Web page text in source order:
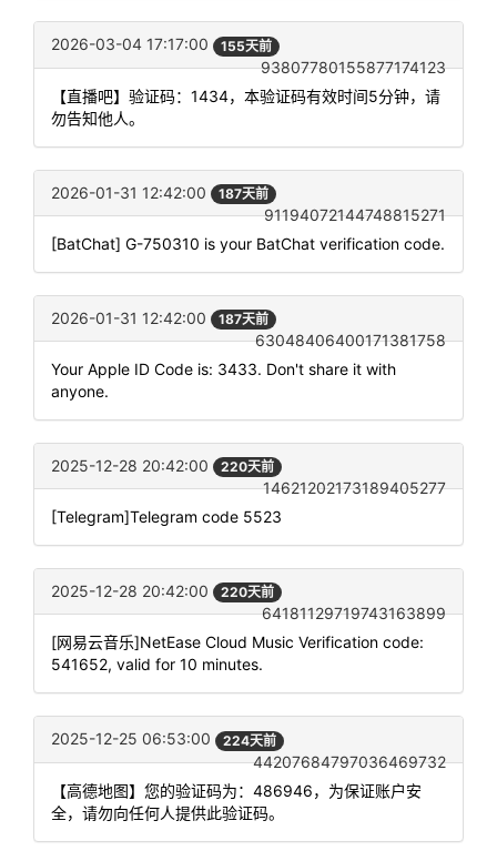
2026-03-04 17:17:00 155天前
93807780155877174123
【直播吧】验证码：1434，本验证码有效时间5分钟，请
勿告知他人。
2026-01-31 12:42:00 187天前
91194072144748815271
[BatChat] G-750310 is your BatChat verification code.
2026-01-31 12:42:00 187天前
63048406400171381758
Your Apple ID Code is: 3433. Don't share it with
anyone.
2025-12-28 20:42:00 220天前
14621202173189405277
[Telegram]Telegram code 5523
2025-12-28 20:42:00 220天前
64181129719743163899
[网易云音乐]NetEase Cloud Music Verification code:
541652, valid for 10 minutes.
2025-12-25 06:53:00 224天前
44207684797036469732
【高德地图】您的验证码为：486946，为保证账户安
全，请勿向任何人提供此验证码。